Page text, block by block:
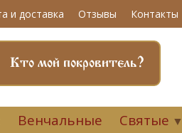
и доставка Отзывы Контакты
Кто мой покровитель?
Венчальные Святые ▼